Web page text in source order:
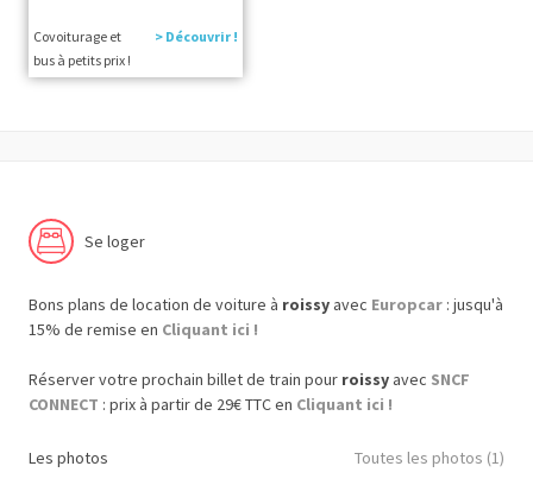
Covoiturage et
bus à petits prix !
> Découvrir !
Se loger
Bons plans de location de voiture à roissy avec Europcar : jusqu'à
15% de remise en Cliquant ici !
Réserver votre prochain billet de train pour roissy avec SNCF
CONNECT : prix à partir de 29€ TTC en Cliquant ici !
Les photos Toutes les photos (1)